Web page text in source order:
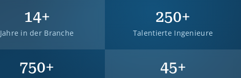
14+
Jahre in der Branche
250+
Talentierte Ingenieure
750+ 45+